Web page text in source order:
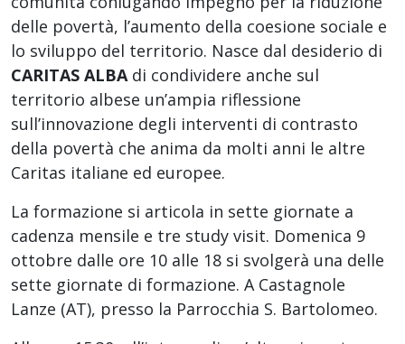
delle povertà, l’aumento della coesione sociale e
lo sviluppo del territorio. Nasce dal desiderio di
CARITAS ALBA di condividere anche sul
territorio albese un’ampia riflessione
sull’innovazione degli interventi di contrasto
della povertà che anima da molti anni le altre
Caritas italiane ed europee.
La formazione si articola in sette giornate a
cadenza mensile e tre study visit. Domenica 9
ottobre dalle ore 10 alle 18 si svolgerà una delle
sette giornate di formazione. A Castagnole
Lanze (AT), presso la Parrocchia S. Bartolomeo.